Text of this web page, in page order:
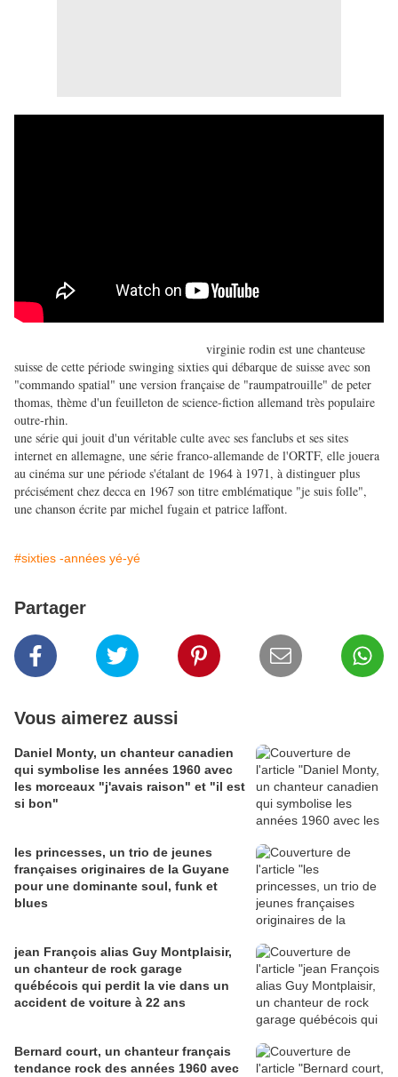
virginie rodin est une chanteuse
suisse de cette période swinging sixties qui débarque de suisse avec son
"commando spatial" une version française de "raumpatrouille" de peter
thomas, thème d'un feuilleton de science-fiction allemand très populaire
outre-rhin.
une série qui jouit d'un véritable culte avec ses fanclubs et ses sites
internet en allemagne, une série franco-allemande de l'ORTF, elle jouera
au cinéma sur une période s'étalant de 1964 à 1971, à distinguer plus
précisément chez decca en 1967 son titre emblématique "je suis folle",
une chanson écrite par michel fugain et patrice laffont.
#sixties -années yé-yé
Partager
Vous aimerez aussi
Daniel Monty, un chanteur canadien
qui symbolise les années 1960 avec
les morceaux "j'avais raison" et "il est
si bon"
les princesses, un trio de jeunes
françaises originaires de la Guyane
pour une dominante soul, funk et
blues
jean François alias Guy Montplaisir,
un chanteur de rock garage
québécois qui perdit la vie dans un
accident de voiture à 22 ans
Bernard court, un chanteur français
tendance rock des années 1960 avec